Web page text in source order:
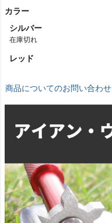
カラー
シルバー
在庫切れ
レッド
商品についてのお問い合わせ